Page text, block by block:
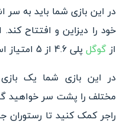
در این بازی شما باید به سر
خود را دیزاین و افتتاح
از گوگل پلی 4.6 از 5 امتیاز است.
در این بازی شما یک
مختلف را پشت سر خواهید
راجر کمک کنید تا رستوران